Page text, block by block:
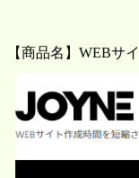
【商品名】WEBサ